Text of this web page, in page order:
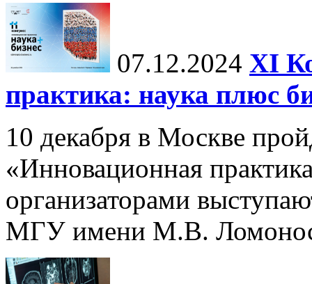
07.12.2024 ХI
практика: наука плюс
10 декабря в Москве
«Инновационная
организаторами
МГУ имени М.В.